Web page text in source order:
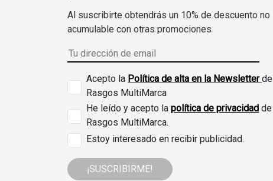
Al suscribirte obtendrás un 10% de descuento no
acumulable con otras promociones
Acepto la Política de alta en la Newsletterde
Rasgos MultiMarca
He leído y acepto la política de privacidad de
Rasgos MultiMarca.
Estoy interesado en recibir publicidad.
¡SUSCRIBIRME!